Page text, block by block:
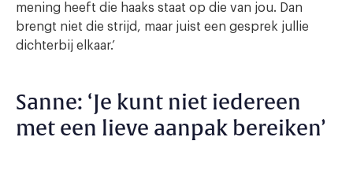
mening heeft die haaks staat op die van jou. Dan
brengt niet die strijd, maar juist een gesprek jullie
dichterbij elkaar.’
Sanne: ‘Je kunt niet iedereen
met een lieve aanpak bereiken’